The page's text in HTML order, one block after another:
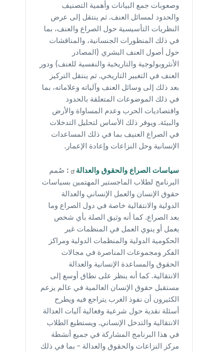
وصعوبات جمع البيانات وأهمية التصنيف
والحدود لمسائل العنف. ثم ينتقل إلى عرض
النظريات التأسيسية حول الصراع والعنف، بما
في ذلك المنظورات الجنسانية، والمناقشات
حول أصول العنف البشري (المصادر
الأنثروبولوجية والتاريخية والنفسية للعنف) ودور
العنف في التغيير التاريخي. ثم ينتقل التركيز
بعد ذلك إلى وسائل العنف وآلياته وعلاماته، بما
في ذلك الموضوعات المتعلقة بالحدود
واقتصاديات الحرب وعدم المساواة والأرض
والبيئة. ويوفر ذلك الأساس لتحليل التدخلات
في الصراع العنيف بما في ذلك المساعدات
الإنسانية وحل النزاعات وإعادة الإعمار.
سياسات الصراع والحقوقوالعدالة : صُمم
البرنامج لطلاب الماجستير المهتمين بسياسات
حقوق الإنسان والعمل الإنساني والعدالة
الدولية والانتقالية خاصة في دول الصراع وما
بعد الصراع. كما أنه وثيق الصلة بأي شخص
يعمل أو ينوي العمل في المنظمات غير
الحكومية الدولية والمنظمات الدولية ومراكز
الفكر ومجموعات المناصرة في مجالات
الحقوق والمساعدة الإنسانية والعدالة
الانتقالية. كما أنه ينظر على نطاق أوسع إلى
مستقبل حقوق الإنسان العالمية في عالم يزعم
الكثيرون أن نفوذ الغرب يتراجع فيه ويطرح
أسئلة نقدية حول شرعية وفعالية آليات العدالة
الانتقالية والتدخل الإنساني. ويستطيع الطلاب
في هذا البرنامج المشاركة في جميع أنشطة
مركز النزاعات والحقوق والعدالة - بما في ذلك